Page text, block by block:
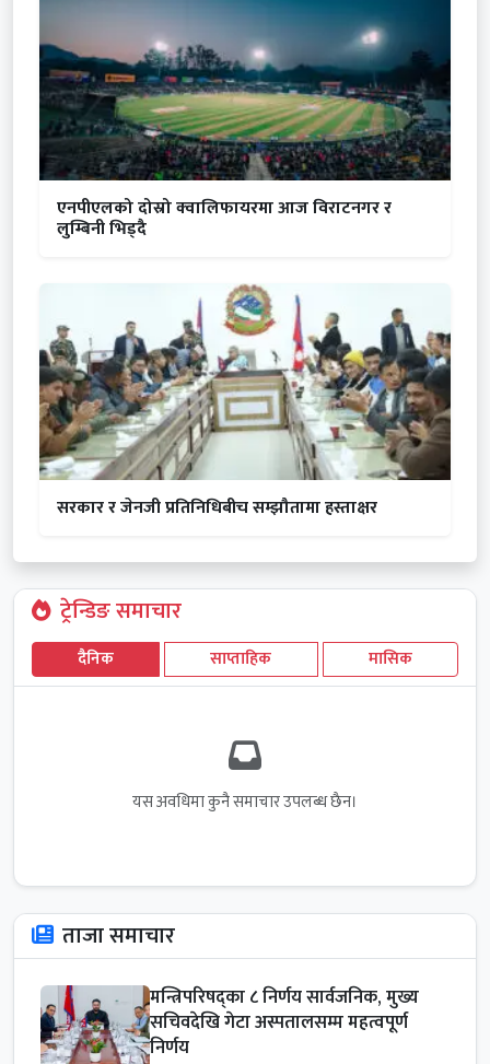
एनपीएलको दोस्रो क्वालिफायरमा आज विराटनगर र
लुम्बिनी भिड्दै
सरकार र जेनजी प्रतिनिधिबीच सम्झौतामा हस्ताक्षर
ट्रेन्डिङ समाचार
दैनिक साप्ताहिक मासिक
यस अवधिमा कुनै समाचार उपलब्ध छैन।
ताजा समाचार
मन्त्रिपरिषद्का ८ निर्णय सार्वजनिक, मुख्य
सचिवदेखि गेटा अस्पतालसम्म महत्वपूर्ण
निर्णय